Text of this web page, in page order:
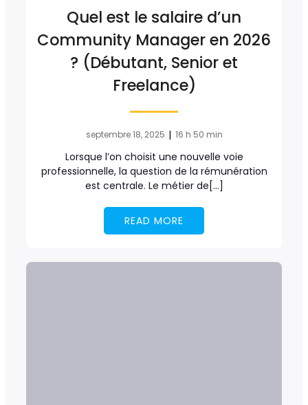
Quel est le salaire d’un
Community Manager en 2026
? (Débutant, Senior et
Freelance)
septembre 18, 2025 | 16 h 50 min
Lorsque l’on choisit une nouvelle voie
professionnelle, la question de la rémunération
est centrale. Le métier de[…]
READ MORE